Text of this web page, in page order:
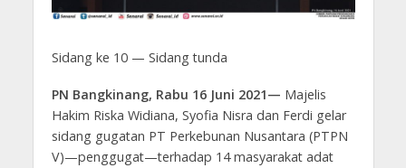
Sidang ke 10 — Sidang tunda
PN Bangkinang, Rabu 16 Juni 2021— Majelis
Hakim Riska Widiana, Syofia Nisra dan Ferdi gelar
sidang gugatan PT Perkebunan Nusantara (PTPN
V)—penggugat—terhadap 14 masyarakat adat